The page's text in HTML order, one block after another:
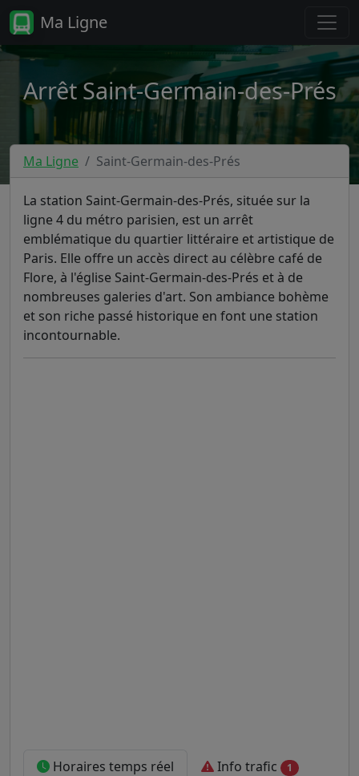
Ma Ligne
Arrêt Saint-Germain-des-Prés
Ma Ligne Saint-Germain-des-Prés
La station Saint-Germain-des-Prés, située sur la
ligne 4 du métro parisien, est un arrêt
emblématique du quartier littéraire et artistique de
Paris. Elle offre un accès direct au célèbre café de
Flore, à l'église Saint-Germain-des-Prés et à de
nombreuses galeries d'art. Son ambiance bohème
et son riche passé historique en font une station
incontournable.
Horaires temps réel Info trafic 1